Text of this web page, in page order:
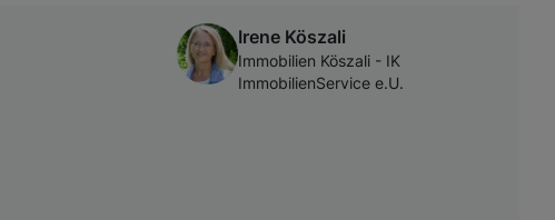
Irene Köszali
Immobilien Köszali - IK
ImmobilienService e.U.